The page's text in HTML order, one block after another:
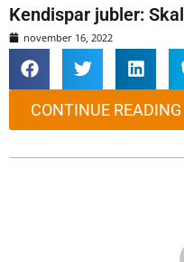
Kendispar jubler:
november 16, 2022
CONTINUE READING